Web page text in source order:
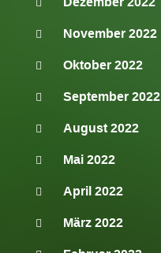
November 2022
Oktober 2022
September 2022
August 2022
Mai 2022
April 2022
März 2022